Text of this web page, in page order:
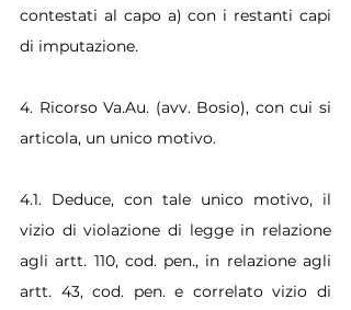
contestati al capo a) con i restanti capi
di imputazione.
4. Ricorso Va.Au. (avv. Bosio), con cui si
articola, un unico motivo.
4.1. Deduce, con tale unico motivo, il
vizio di violazione di legge in relazione
agli artt. 110, cod. pen., in relazione agli
artt. 43, cod. pen. e correlato vizio di